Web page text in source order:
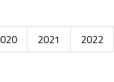
2021
2022